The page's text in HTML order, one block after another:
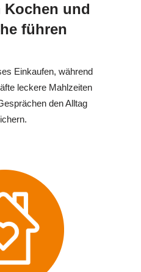
Kochen und
führen
Einkaufen, während
leckere Mahlzeiten
den Alltag